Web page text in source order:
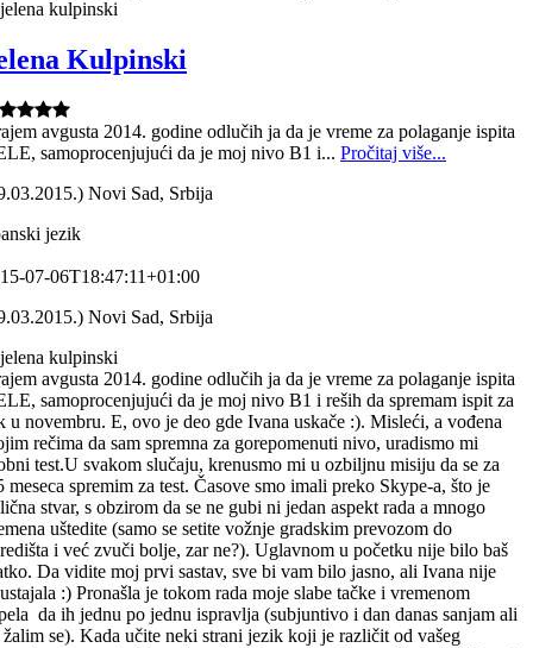
Kulpinski
avgusta 2014. godine odlučih ja da je vreme za polaganje ispita
samoprocenjujući da je moj nivo B1 i... Pročitaj više...
Novi Sad, Srbija
jezik
07-06T18:47:11+01:00
Novi Sad, Srbija
avgusta 2014. godine odlučih ja da je vreme za polaganje ispita
samoprocenjujući da je moj nivo B1 i reših da spremam ispit za
u novembru. E, ovo je deo gde Ivana uskače :). Misleći, a vođena
rečima da sam spremna za gorepomenuti nivo, uradismo mi
test.U svakom slučaju, krenusmo mi u ozbiljnu misiju da se za
meseca spremim za test. Časove smo imali preko Skype-a, što je
stvar, s obzirom da se ne gubi ni jedan aspekt rada a mnogo
uštedite (samo se setite vožnje gradskim prevozom do
i već zvuči bolje, zar ne?). Uglavnom u početku nije bilo baš
Da vidite moj prvi sastav, sve bi vam bilo jasno, ali Ivana nije
:) Pronašla je tokom rada moje slabe tačke i vremenom
da ih jednu po jednu ispravlja (subjuntivo i dan danas sanjam ali
žalim se). Kada učite neki strani jezik koji je različit od vašeg